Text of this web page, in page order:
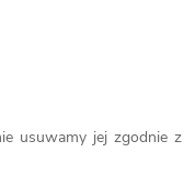
usuwamy jej zgodnie z